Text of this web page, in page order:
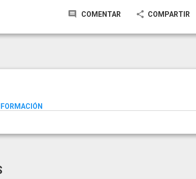
COMENTAR COMPARTIR